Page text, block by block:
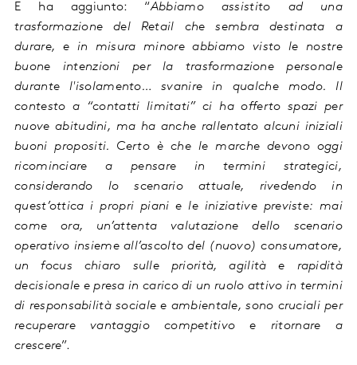
E ha aggiunto: “Abbiamo assistito ad una
trasformazione del Retail che sembra destinata a
durare, e in misura minore abbiamo visto le nostre
buone intenzioni per la trasformazione personale
durante l'isolamento… svanire in qualche modo. Il
contesto a “contatti limitati” ci ha offerto spazi per
nuove abitudini, ma ha anche rallentato alcuni iniziali
buoni propositi. Certo è che le marche devono oggi
ricominciare a pensare in termini strategici,
considerando lo scenario attuale, rivedendo in
quest’ottica i propri piani e le iniziative previste: mai
come ora, un’attenta valutazione dello scenario
operativo insieme all’ascolto del (nuovo) consumatore,
un focus chiaro sulle priorità, agilità e rapidità
decisionale e presa in carico di un ruolo attivo in termini
di responsabilità sociale e ambientale, sono cruciali per
recuperare vantaggio competitivo e ritornare a
crescere”.